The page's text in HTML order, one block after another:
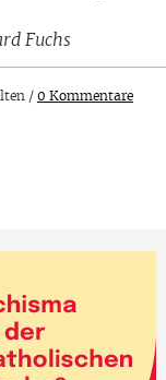
Fuchs
/ 0 Kommentare